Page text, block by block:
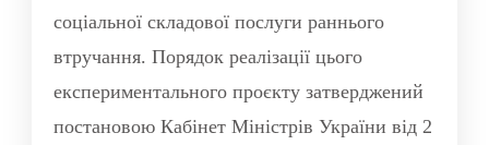
соціальної складової послуги раннього
втручання. Порядок реалізації цього
експериментального проєкту затверджений
постановою Кабінет Міністрів України від 2